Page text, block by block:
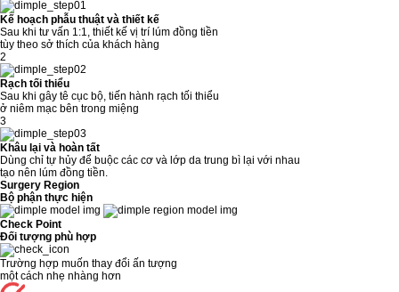
Kế hoạch phẫu thuật và thiết kế
Sau khi tư vấn 1:1, thiết kế vị trí lúm đồng tiền
tùy theo sở thích của khách hàng
2
Rạch tối thiểu
Sau khi gây tê cục bộ, tiến hành rạch tối thiểu
ở niêm mạc bên trong miệng
3
Khâu lại và hoàn tất
Dùng chỉ tự hủy để buộc các cơ và lớp da trung bì lại với nhau
tạo nên lúm đồng tiền.
Surgery Region
Bộ phận thực hiện
Check Point
Đối tượng phù hợp
Trường hợp muốn thay đổi ấn tượng
một cách nhẹ nhàng hơn